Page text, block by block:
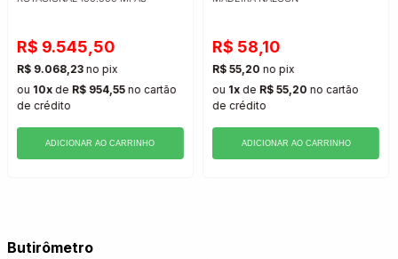
R$ 9.545,50
R$ 9.068,23no pix
ou 10xde R$ 954,55no cartão
de crédito
ADICIONAR AO CARRINHO
R$ 58,10
R$ 55,20 no pix
ou 1x de R$ 55,20 no cartão
de crédito
ADICIONAR AO CARRINHO
Butirômetro